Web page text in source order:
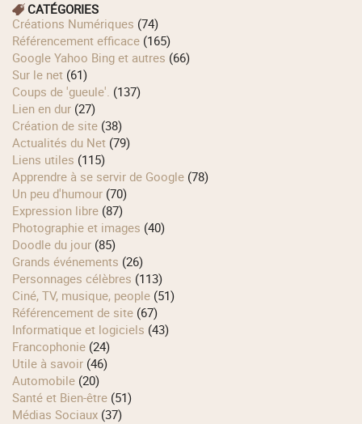
CATÉGORIES
Créations Numériques (74)
Référencement efficace (165)
Google Yahoo Bing et autres (66)
Sur le net (61)
Coups de 'gueule'. (137)
Lien en dur (27)
Création de site (38)
Actualités du Net (79)
Liens utiles (115)
Apprendre à se servir de Google (78)
Un peu d'humour (70)
Expression libre (87)
Photographie et images (40)
Doodle du jour (85)
Grands événements (26)
Personnages célèbres (113)
Ciné, TV, musique, people (51)
Référencement de site (67)
Informatique et logiciels (43)
Francophonie (24)
Utile à savoir (46)
Automobile (20)
Santé et Bien-être (51)
Médias Sociaux (37)